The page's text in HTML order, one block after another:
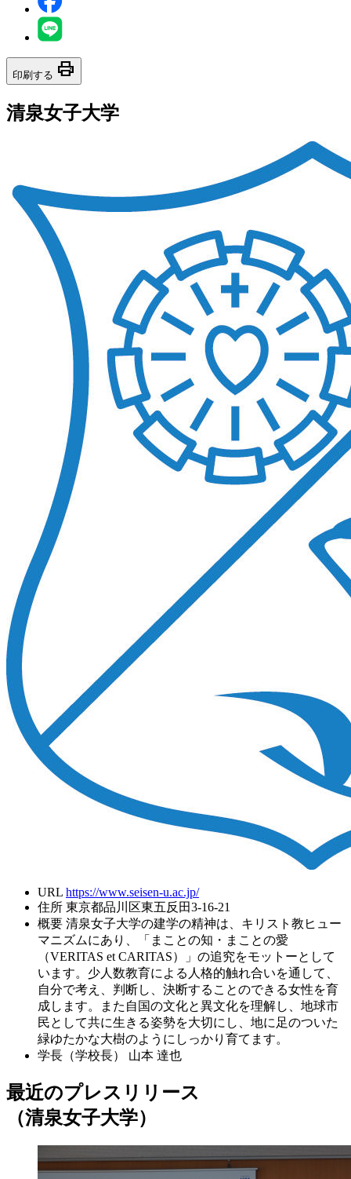
印刷する print
清泉女子大学
URL https://www.seisen-u.ac.jp/
住所 東京都品川区東五反田3-16-21
概要 清泉女子大学の建学の精神は、キリスト教ヒュー
マニズムにあり、「まことの知・まことの愛
（VERITAS et CARITAS）」の追究をモットーとして
います。少人数教育による人格的触れ合いを通して、
自分で考え、判断し、決断することのできる女性を育
成します。また自国の文化と異文化を理解し、地球市
民として共に生きる姿勢を大切にし、地に足のついた
緑ゆたかな大樹のようにしっかり育てます。
学長（学校長）
山本 達也
最近のプレスリリース
（清泉女子大学）